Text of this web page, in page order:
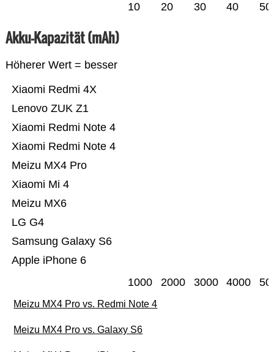
10 20 30 40 50
Akku-Kapazität (mAh)
Höherer Wert = besser
Apple iPhone 6
Samsung Galaxy S6
LG G4
Meizu MX6
Xiaomi Mi 4
Meizu MX4 Pro
Xiaomi Redmi Note 4
Xiaomi Redmi Note 4
Lenovo ZUK Z1
Xiaomi Redmi 4X
1000 2000 3000 4000
Meizu MX4 Pro vs. Redmi Note 4
Meizu MX4 Pro vs. Galaxy S6